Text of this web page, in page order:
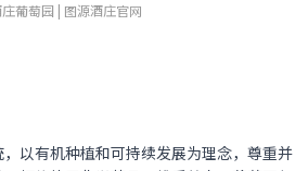
葡萄园 | 图源酒庄官网
以有机种植和可持续发展为理念，尊重并